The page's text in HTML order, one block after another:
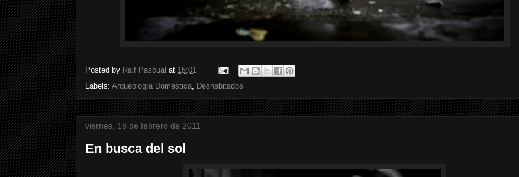
Posted by Ralf Pascual at 15:01
Labels: Arqueología Doméstica, Deshabitados
viernes, 18 de febrero de 2011
En busca del sol